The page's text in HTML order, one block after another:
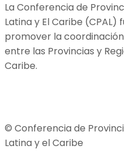
La Conferencia de
Latina y El Caribe
promover la
entre las Provincias y
Caribe.
© Conferencia de
Latina y el Caribe